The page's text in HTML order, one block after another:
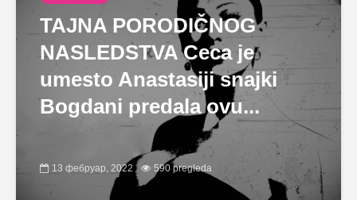
TAJNA PORODIČNOG
NASLEDSTVA Ceca je
umesto Anastasiji snajki
Bogdani predala ovu...
13 фебруар, 2022 590 pregleda